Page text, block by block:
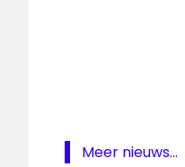
Meer nieuws...